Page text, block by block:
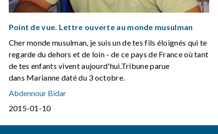
Point de vue. Lettre ouverte au monde musulman
Cher monde musulman, je suis un de tes fils éloignés qui te
regarde du dehors et de loin - de ce pays de France où tant
de tes enfants vivent aujourd'hui.Tribune parue
dans Marianne daté du 3 octobre.
Abdennour Bidar
2015-01-10